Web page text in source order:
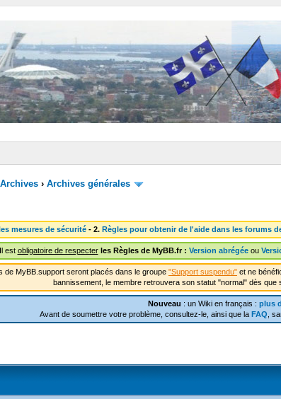
Archives ›Archives générales
mesures de sécurité - 2. Règles pour obtenir de l'aide dans les forums
Il est obligatoire de respecter les Règles de MyBB.fr : Version abrégéeou
MyBB.support seront placés dans le groupe "Support suspendu" et ne
bannissement, le membre retrouvera son statut "normal" dès que
Nouveau : un Wiki en français : plus
Avant de soumettre votre problème, consultez-le, ainsi que la FAQ ,